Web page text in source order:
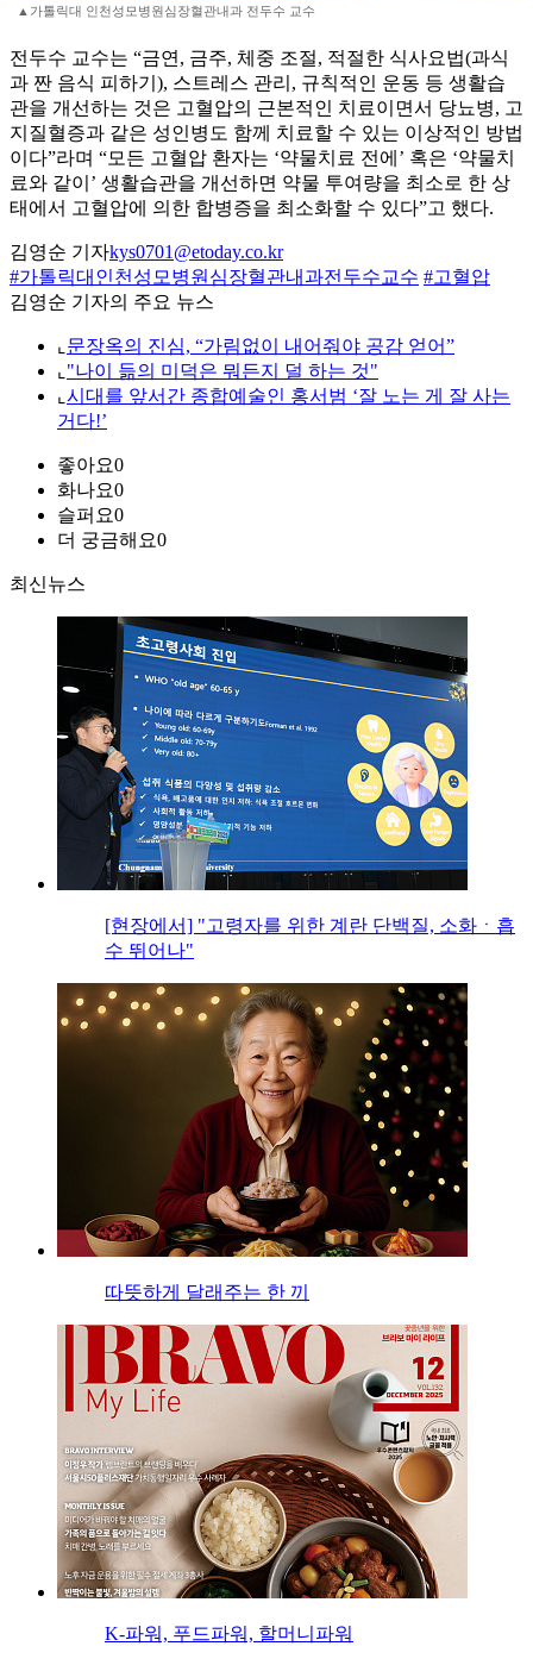
▲가톨릭대 인천성모병원심장혈관내과 전두수 교수
전두수 교수는 “금연, 금주, 체중 조절, 적절한 식사요법(과식
과 짠 음식 피하기), 스트레스 관리, 규칙적인 운동 등 생활습
관을 개선하는 것은 고혈압의 근본적인 치료이면서 당뇨병, 고
지질혈증과 같은 성인병도 함께 치료할 수 있는 이상적인 방법
이다”라며 “모든 고혈압 환자는 ‘약물치료 전에’ 혹은 ‘약물치
료와 같이’ 생활습관을 개선하면 약물 투여량을 최소로 한 상
태에서 고혈압에 의한 합병증을 최소화할 수 있다”고 했다.
김영순 기자kys0701@etoday.co.kr
#가톨릭대인천성모병원심장혈관내과전두수교수 #고혈압
김영순 기자의 주요 뉴스
⌞ 문장옥의 진심, “가림없이 내어줘야 공감 얻어”
⌞ "나이 듦의 미덕은 뭐든지 덜 하는 것"
⌞ 시대를 앞서간 종합예술인 홍서범 ‘잘 노는 게 잘 사는
거다!’
좋아요0
화나요0
슬퍼요0
더 궁금해요0
최신뉴스
[현장에서] "고령자를 위한 계란 단백질, 소화ㆍ흡
수 뛰어나"
따뜻하게 달래주는 한 끼
K-파워, 푸드파워, 할머니파워